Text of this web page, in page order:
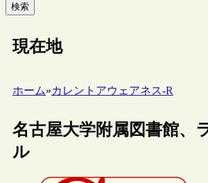
検索
現在地
ホーム»カレントアウェアネス-R
名古屋大学附属図書館、
ル